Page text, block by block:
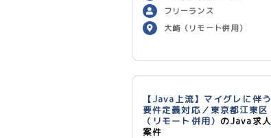
フリーランス
大崎（リモート併用）
【Java上流】マイグレに伴う
要件定義対応／東京都江東区
（リモート併用） のJava求人
案件